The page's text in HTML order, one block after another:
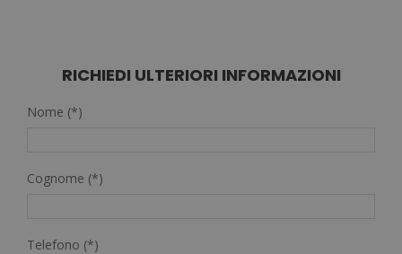
1.520,00€.380,00€.
RICHIEDI ULTERIORI INFORMAZIONI
Nome (*)
Cognome (*)
Telefono (*)